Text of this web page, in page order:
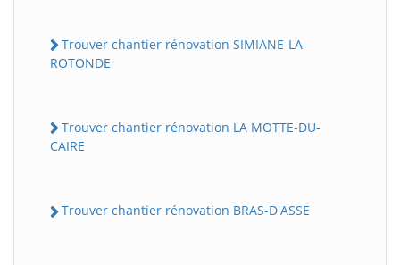
Trouver chantier rénovation SIMIANE-LA-
ROTONDE
Trouver chantier rénovation LA MOTTE-DU-
CAIRE
Trouver chantier rénovation BRAS-D'ASSE